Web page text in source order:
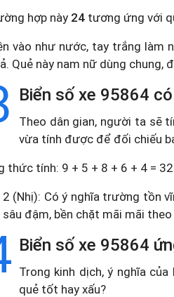
hợp này 24 tương ứng với
vào như nước, tay trắng làm
Quẻ này nam nữ dùng chung,
Biển số xe 95864
Theo dân gian, người ta sẽ
vừa tính được để đối chiếu
thức tính: 9 + 5 + 8 + 6 + 4 =
2 (Nhị): Có ý nghĩa trường tồn
sâu đậm, bền chặt mãi mãi
Biển số xe 95864
Trong kinh dịch, ý nghĩa
quẻ tốt hay xấu?